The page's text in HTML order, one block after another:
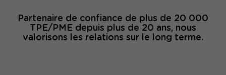
Partenaire de confiance de plus de 20 000
TPE/PME depuis plus de 20 ans, nous
valorisons les relations sur le long terme.